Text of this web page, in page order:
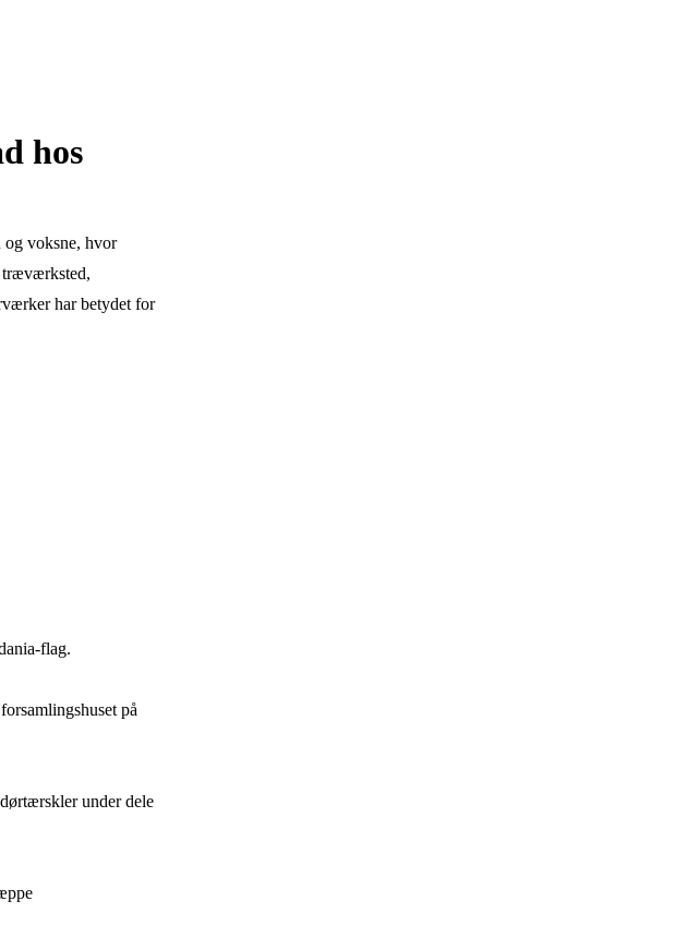
hos
og voksne, hvor
træværksted,
har betydet for
flag.
på
under dele